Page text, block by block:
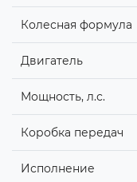
Колесная формула
Двигатель
Мощность, л.с.
Коробка передач
Исполнение